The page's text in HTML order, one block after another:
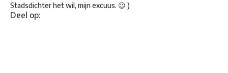
Stadsdichter het wil, mijn excuus. 😉 )
Deel op: